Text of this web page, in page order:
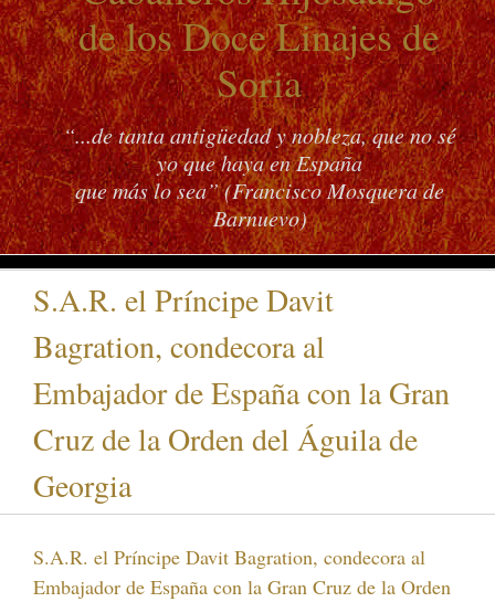
de los Doce Linajes de
Soria
“...de tanta antigüedad y nobleza, que no sé
yo que haya en España
que más lo sea” (Francisco Mosquera de
Barnuevo)
S.A.R. el Príncipe Davit
Bagration, condecora al
Embajador de España con la Gran
Cruz de la Orden del Águila de
Georgia
S.A.R. el Príncipe Davit Bagration, condecora al
Embajador de España con la Gran Cruz de la Orden